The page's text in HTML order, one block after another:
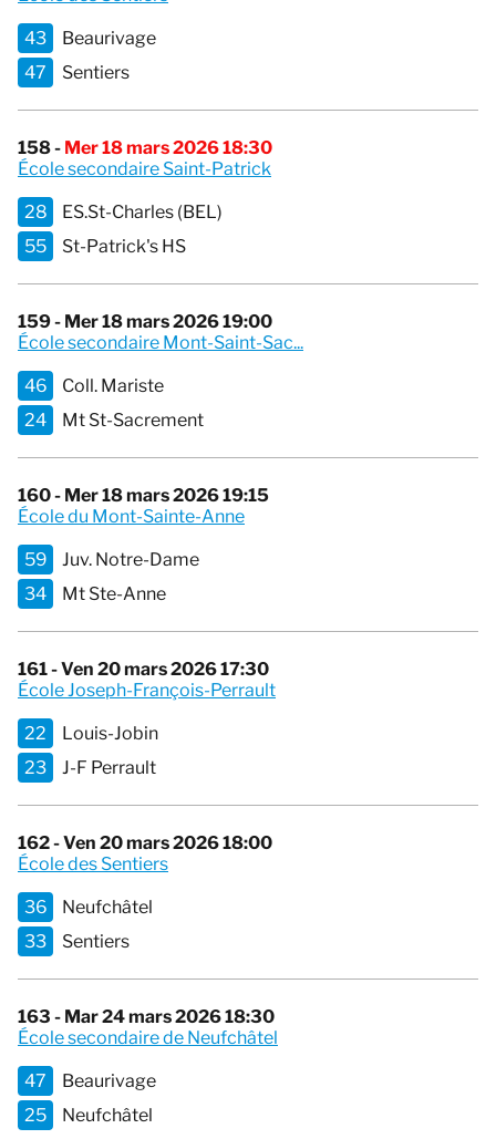
43
Beaurivage
47
Sentiers
158 - Mer 18 mars 2026 18:30
École secondaire Saint-Patrick
28
ES.St-Charles (BEL)
55
St-Patrick's HS
159 - Mer 18 mars 2026 19:00
École secondaire Mont-Saint-Sac...
46
Coll. Mariste
24
Mt St-Sacrement
160 - Mer 18 mars 2026 19:15
École du Mont-Sainte-Anne
59
Juv. Notre-Dame
34
Mt Ste-Anne
161 - Ven 20 mars 2026 17:30
École Joseph-François-Perrault
22
Louis-Jobin
23
J-F Perrault
162 - Ven 20 mars 2026 18:00
École des Sentiers
36
Neufchâtel
33
Sentiers
163 - Mar 24 mars 2026 18:30
École secondaire de Neufchâtel
47
Beaurivage
25
Neufchâtel